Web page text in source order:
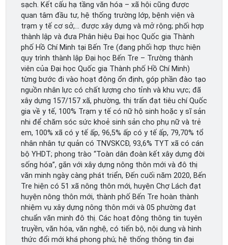
sạch. Kết cấu hạ tầng văn hóa – xã hội cũng được
quan tâm đầu tư, hệ thống trường lớp, bệnh viện và
trạm y tế cơ sở,… được xây dựng và mở rộng; phối hợp
thành lập và đưa Phân hiệu Đại học Quốc gia Thành
phố Hồ Chí Minh tại Bến Tre (đang phối hợp thực hiện
quy trình thành lập Đại học Bến Tre – Trường thành
viên của Đại học Quốc gia Thành phố Hồ Chí Minh)
từng bước đi vào hoạt động ổn định, góp phần đào tạo
nguồn nhân lực có chất lượng cho tỉnh và khu vực; đã
xây dựng 157/157 xã, phường, thị trấn đạt tiêu chí Quốc
gia về y tế, 100% Trạm y tế có nữ hộ sinh hoặc y sĩ sản
nhi để chăm sóc sức khoẻ sinh sản cho phụ nữ và trẻ
em, 100% xã có y tế ấp, 96,5% ấp có y tế ấp, 79,70% tổ
nhân nhân tự quản có TNVSKCĐ, 93,6% TYT xã có cán
bộ YHDT; phong trào “Toàn dân đoàn kết xây dựng đời
sống hóa”, gắn với xây dựng nông thôn mới và đô thị
văn minh ngày càng phát triển, Đến cuối năm 2020, Bến
Tre hiện có 51 xã nông thôn mới, huyện Chợ Lách đạt
huyện nông thôn mới, thành phố Bến Tre hoàn thành
nhiệm vụ xây dựng nông thôn mới và 05 phường đạt
chuẩn văn minh đô thị. Các hoạt động thông tin tuyên
truyền, văn hóa, văn nghệ, có tiến bộ, nội dung và hình
thức đổi mới khá phong phú; hệ thống thông tin đại